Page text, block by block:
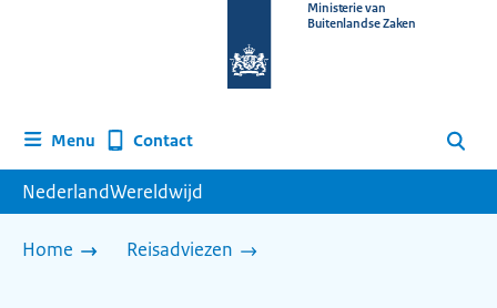
homepage
Ministerie van
Buitenlandse Zaken
Menu Contact Zoeken
NederlandWereldwijd
Home Reisadviezen